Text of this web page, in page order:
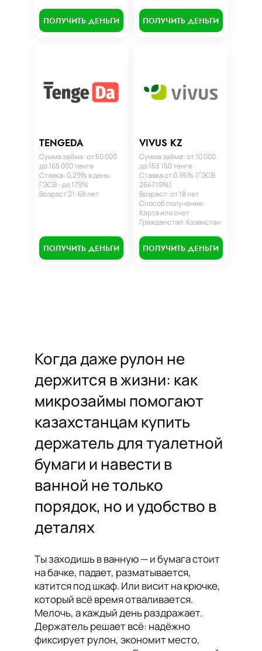
ПОЛУЧИТЬ ДЕНЬГИ ПОЛУЧИТЬ ДЕНЬГИ
TENGEDA
Сумма займа: от 50 000
до 165 000 тенге
Ставка: 0,29% в день
ГЭСВ - до 179%
Возраст 21-68 лет
ПОЛУЧИТЬ ДЕНЬГИ
VIVUS KZ
Сумма займа: от 10 000
до 153 150 тенге
Ставка от 0,95% (ГЭСВ
2647.19%)
Возраст: от 18 лет
Способ получения:
Карта или счет
Гражданство: Казахстан
ПОЛУЧИТЬ ДЕНЬГИ
Когда даже рулон не
держится в жизни: как
микрозаймы помогают
казахстанцам купить
держатель для туалетной
бумаги и навести в
ванной не только
порядок, но и удобство в
деталях
Ты заходишь в ванную — и бумага стоит
на бачке, падает, разматывается,
катится под шкаф. Или висит на крючке,
который всё время отваливается.
Мелочь, а каждый день раздражает.
Держатель решает всё: надёжно
фиксирует рулон, экономит место,